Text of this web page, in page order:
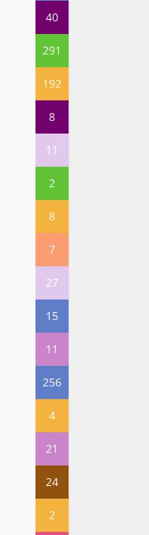
40
291
192
8
11
2
8
7
27
15
11
256
4
21
24
2